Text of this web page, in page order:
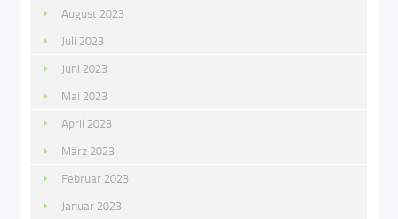
August 2023
Juli 2023
Juni 2023
Mai 2023
April 2023
März 2023
Februar 2023
Januar 2023